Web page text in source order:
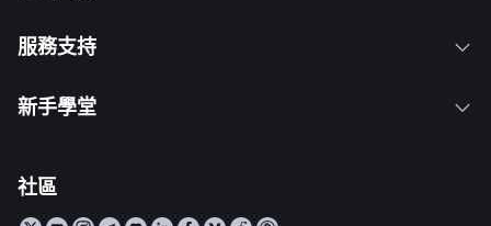
服務支持
新手學堂
社區